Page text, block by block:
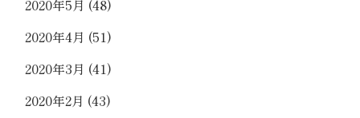
2020年5月 (48)
2020年4月 (51)
2020年3月 (41)
2020年2月 (43)